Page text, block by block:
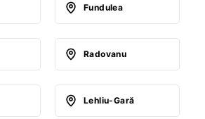
Fundulea
Radovanu
Lehliu-Gară